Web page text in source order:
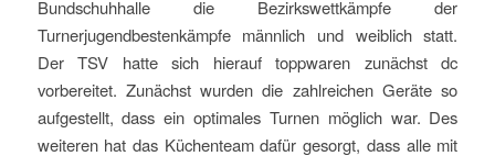
Bundschuhhalle die Bezirkswettkämpfe der
Turnerjugendbestenkämpfe männlich und weiblich statt.
Der TSV hatte sich hierauf toppwaren zunächst dc
vorbereitet. Zunächst wurden die zahlreichen Geräte so
aufgestellt, dass ein optimales Turnen möglich war. Des
weiteren hat das Küchenteam dafür gesorgt, dass alle mit